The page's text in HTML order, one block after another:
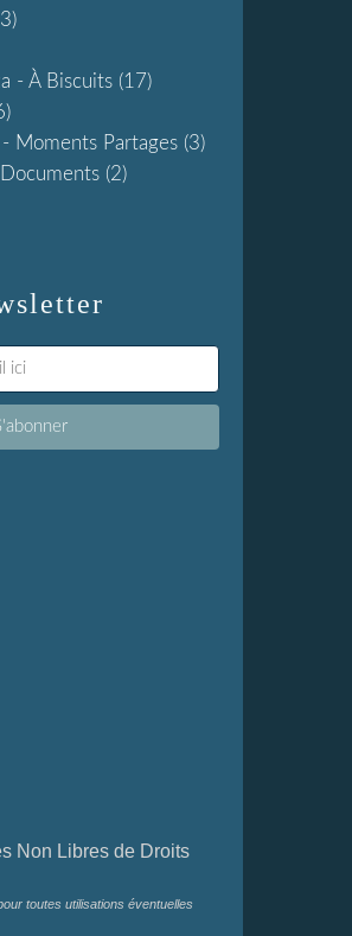
- À Biscuits (17)
- Moments Partages (3)
(2)
Non Libres de Droits
toutes utilisations éventuelles